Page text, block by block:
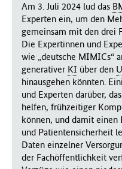
Am 3. Juli 2024 lud das
Experten ein, um den
gemeinsam mit den drei
Die Expertinnen und
wie „deutsche MIMICs“
generativer KI über den
hinausgehen könnten.
und Experten darüber,
helfen, frühzeitiger
können, und damit einen
und Patientensicherheit
Daten einzelner
der Fachöffentlichkeit